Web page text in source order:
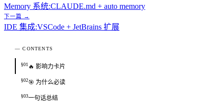
Memory 系统:CLAUDE.md + auto memory
下一篇 →
IDE 集成:VSCode + JetBrains 扩展
— CONTENTS
§01 🔥 影响力卡片
§02🎯 为什么必读
§03一句话总结